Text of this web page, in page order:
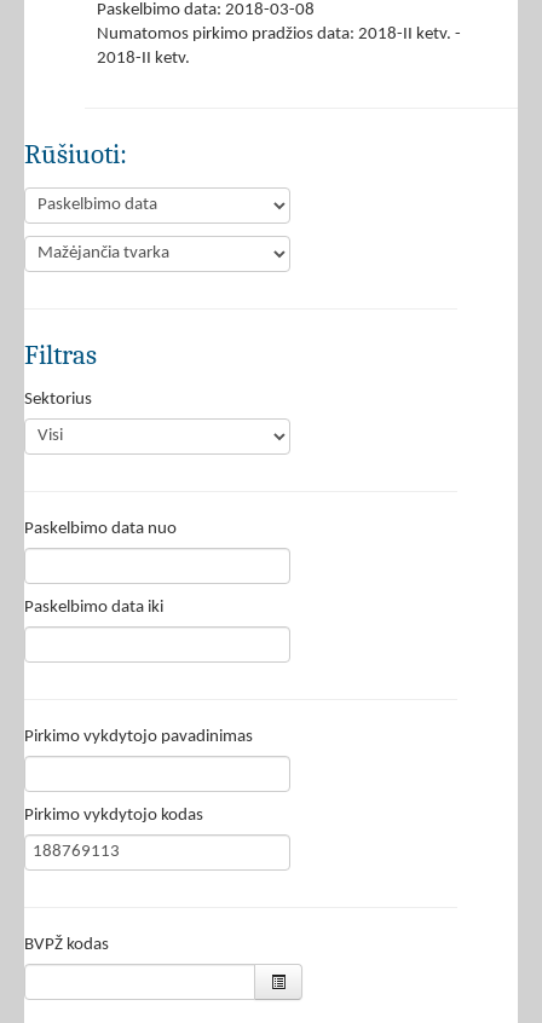
Paskelbimo data: 2018-03-08
Numatomos pirkimo pradžios data: 2018-II ketv. -
2018-II ketv.
Rūšiuoti:
Filtras
Sektorius
Paskelbimo data nuo
Paskelbimo data iki
Pirkimo vykdytojo pavadinimas
Pirkimo vykdytojo kodas
BVPŽ kodas